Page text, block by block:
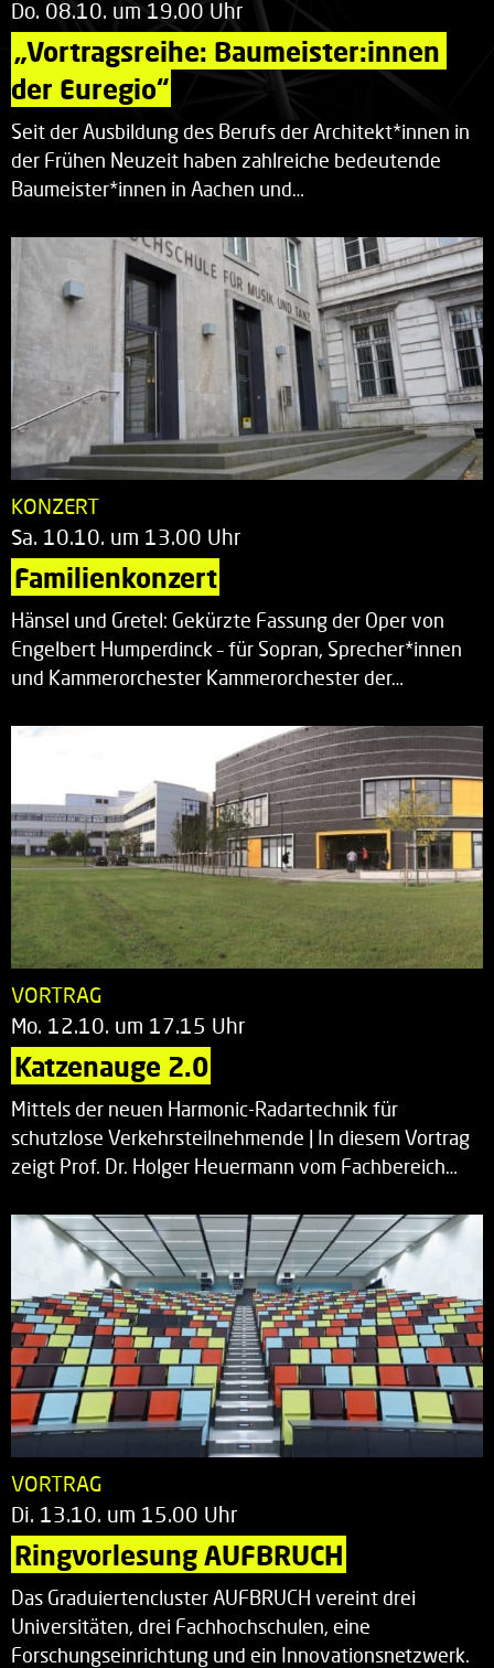
Do. 08.10. um 19.00 Uhr
„Vortragsreihe: Baumeister:innen
der Euregio“
Seit der Ausbildung des Berufs der Architekt*innen in
der Frühen Neuzeit haben zahlreiche bedeutende
Baumeister*innen in Aachen und…
KONZERT
Sa. 10.10. um 13.00 Uhr
Familienkonzert
Hänsel und Gretel: Gekürzte Fassung der Oper von
Engelbert Humperdinck – für Sopran, Sprecher*innen
und Kammerorchester Kammerorchester der…
VORTRAG
Mo. 12.10. um 17.15 Uhr
Katzenauge 2.0
Mittels der neuen Harmonic-Radartechnik für
schutzlose Verkehrsteilnehmende | In diesem Vortrag
zeigt Prof. Dr. Holger Heuermann vom Fachbereich…
VORTRAG
Di. 13.10. um 15.00 Uhr
Ringvorlesung AUFBRUCH
Das Graduiertencluster AUFBRUCH vereint drei
Universitäten, drei Fachhochschulen, eine
Forschungseinrichtung und ein Innovationsnetzwerk.